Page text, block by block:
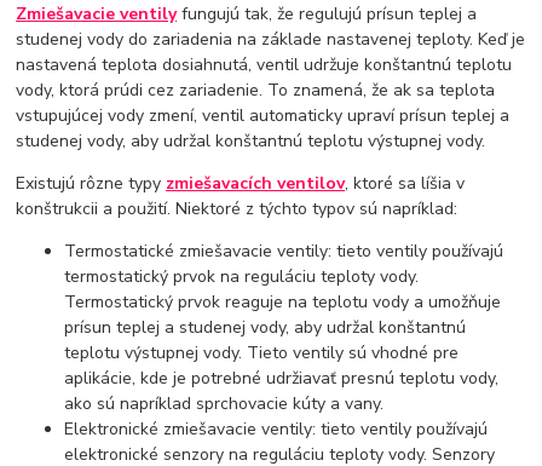
Zmiešavacie ventilyfungujú tak, že regulujú prísun teplej a
studenej vody do zariadenia na základe nastavenej teploty. Keď je
nastavená teplota dosiahnutá, ventil udržuje konštantnú teplotu
vody, ktorá prúdi cez zariadenie. To znamená, že ak sa teplota
vstupujúcej vody zmení, ventil automaticky upraví prísun teplej a
studenej vody, aby udržal konštantnú teplotu výstupnej vody.
Existujú rôzne typy zmiešavacích ventilov, ktoré sa líšia v
konštrukcii a použití. Niektoré z týchto typov sú napríklad:
Termostatické zmiešavacie ventily: tieto ventily používajú
termostatický prvok na reguláciu teploty vody.
Termostatický prvok reaguje na teplotu vody a umožňuje
prísun teplej a studenej vody, aby udržal konštantnú
teplotu výstupnej vody. Tieto ventily sú vhodné pre
aplikácie, kde je potrebné udržiavať presnú teplotu vody,
ako sú napríklad sprchovacie kúty a vany.
Elektronické zmiešavacie ventily: tieto ventily používajú
elektronické senzory na reguláciu teploty vody. Senzory